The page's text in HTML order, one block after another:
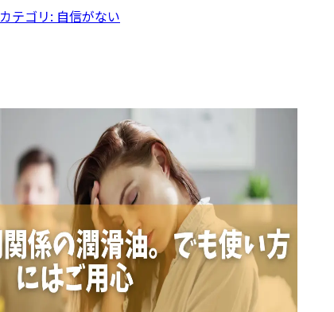
カテゴリ: 自信がない